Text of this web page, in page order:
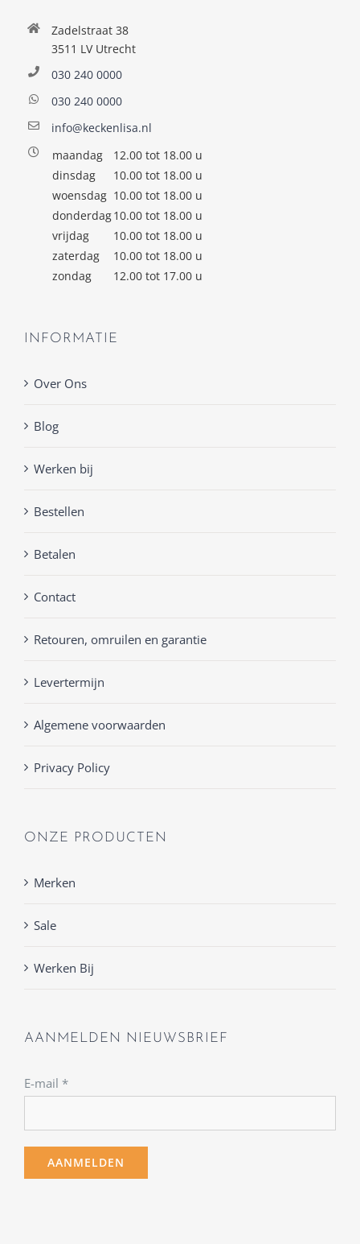
Zadelstraat 38
3511 LV Utrecht
030 240 0000
030 240 0000
info@keckenlisa.nl
maandag
12.00 tot 18.00 u
dinsdag
10.00 tot 18.00 u
woensdag 10.00 tot 18.00 u
donderdag10.00 tot 18.00 u
vrijdag
10.00 tot 18.00 u
zaterdag
10.00 tot 18.00 u
zondag
12.00 tot 17.00 u
INFORMATIE
Over Ons
Blog
Werken bij
Bestellen
Betalen
Contact
Retouren, omruilen en garantie
Levertermijn
Algemene voorwaarden
Privacy Policy
ONZE PRODUCTEN
Merken
Sale
Werken Bij
AANMELDEN NIEUWSBRIEF
E-mail *